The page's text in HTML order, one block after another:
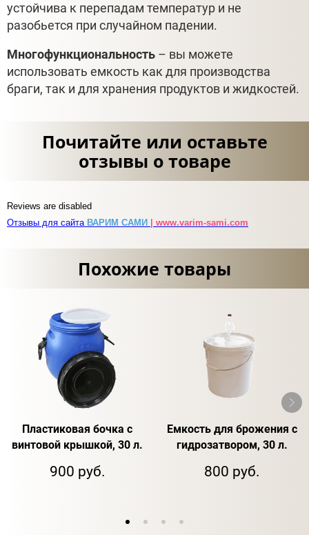
устойчива к перепадам температур и не
разобьется при случайном падении.
Многофункциональность – вы можете
использовать емкость как для производства
браги, так и для хранения продуктов и жидкостей.
Почитайте или оставьте
отзывы о товаре
Reviews are disabled
Отзывы для сайта ВАРИМ САМИ | www.varim-sami.com
Похожие товары
Пластиковая бочка с
винтовой крышкой, 30 л.
900 руб.
Емкость для брожения с
гидрозатвором, 30 л.
800 руб.